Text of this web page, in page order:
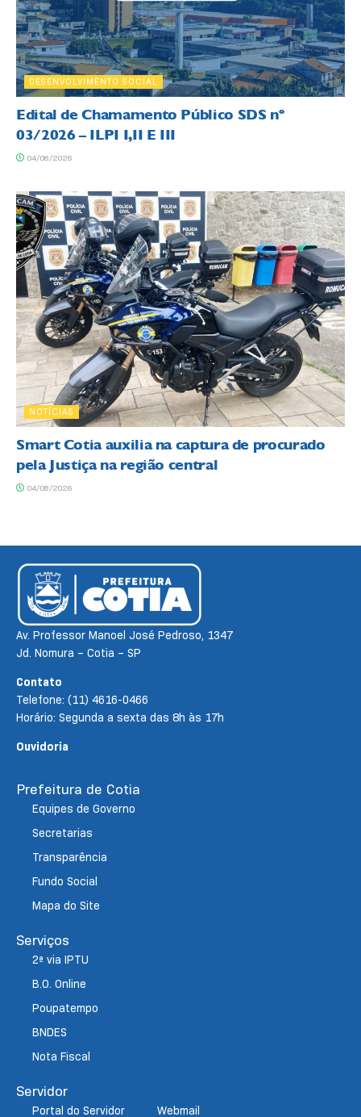
DESENVOLVIMENTO SOCIAL
Edital de Chamamento Público SDS nº
03/2026 – ILPI I,II E III
04/08/2026
NOTÍCIAS
Smart Cotia auxilia na captura de procurado
pela Justiça na região central
04/08/2026
Av. Professor Manoel José Pedroso, 1347
Jd. Nomura – Cotia – SP
Contato
Telefone: (11) 4616-0466
Horário: Segunda a sexta das 8h às 17h
Ouvidoria
Prefeitura de Cotia
Equipes de Governo
Secretarias
Transparência
Fundo Social
Mapa do Site
Serviços
2ª via IPTU
B.O. Online
Poupatempo
BNDES
Nota Fiscal
Servidor
Portal do Servidor Webmail